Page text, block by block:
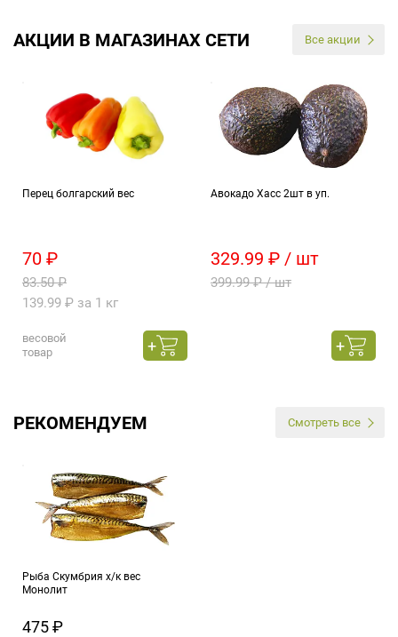
АКЦИИ В МАГАЗИНАХ СЕТИ Все акции
Перец болгарский вес
70 ₽
83.50 ₽
139.99 ₽ за 1 кг
весовой
товар
Авокадо Хасс 2шт в уп.
329.99 ₽ / шт
399.99 ₽ / шт
РЕКОМЕНДУЕМ Смотреть все
Рыба Скумбрия х/к вес
Монолит
475 ₽